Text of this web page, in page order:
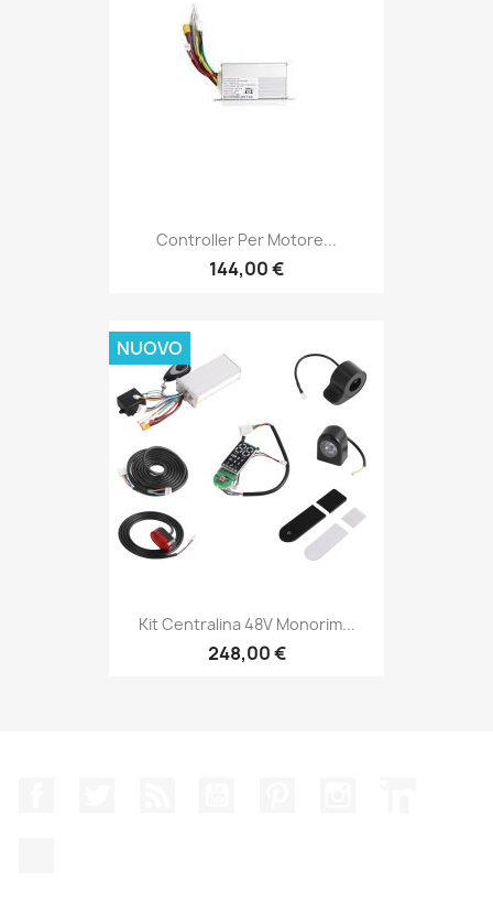
Controller Per Motore...
144,00 €
Kit Centralina 48V Monorim...
248,00 €
NUOVO